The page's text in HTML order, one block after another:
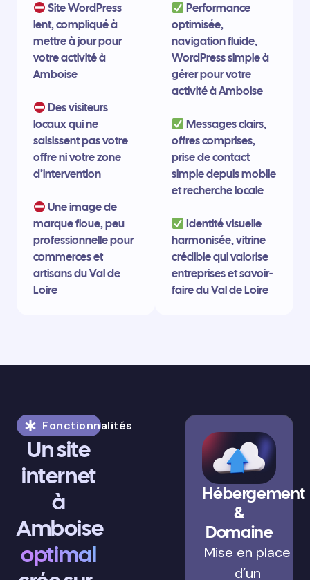
Site WordPress
lent, compliqué à
mettre à jour pour
votre activité à
Amboise
Des visiteurs
locaux qui ne
saisissent pas votre
offre ni votre zone
d’intervention
Une image de
marque floue, peu
professionnelle pour
commerces et
artisans du Val de
Loire
Performance
optimisée,
navigation fluide,
WordPress simple à
gérer pour votre
activité à Amboise
Messages clairs,
offres comprises,
prise de contact
simple depuis mobile
et recherche locale
Identité visuelle
harmonisée, vitrine
crédible qui valorise
entreprises et savoir-
faire du Val de Loire
Fonctionnalités
Un site
internet
à
Amboise
optimal
Hébergement
&
Domaine
Mise en place
d’un